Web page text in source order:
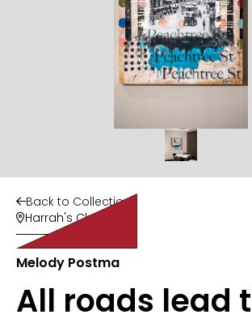
Back to Collection
Harrah's Club
Melody Postma
All roads lead